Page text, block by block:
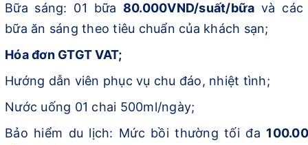
Bữa sáng: 01 bữa 80.000VND/suất/bữa và các
bữa ăn sáng theo tiêu chuẩn của khách sạn;
Hóa đơn GTGT VAT;
Hướng dẫn viên phục vụ chu đáo, nhiệt tình;
Nước uống 01 chai 500ml/ngày;
Bảo hiểm du lịch: Mức bồi thường tối đa